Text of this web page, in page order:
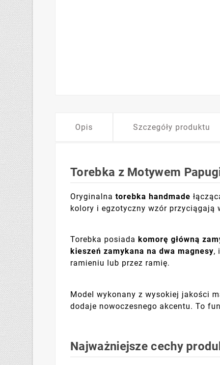
Opis Szczegóły produktu
Torebka z Motywem
Oryginalnatorebka handmade
kolory i egzotyczny wzór przyciągają
Torebka posiada komorę główną
kieszeń zamykana na dwa magnesy,
ramieniu lub przez ramię.
Model wykonany z wysokiej jakości
dodaje nowoczesnego akcentu. To
Najważniejsze cechy